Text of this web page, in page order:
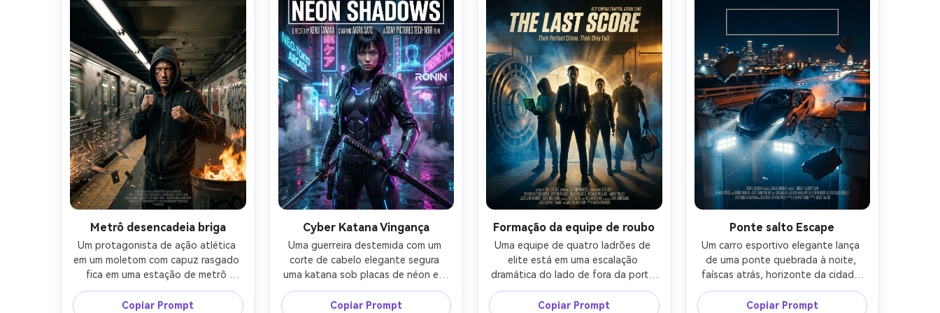
layout de pôster de filme de ação
com forte legibilidade da silhueta,
espaço negativo no topo para o
título, bloco de faturamento na
parte inferior, tirado em Sony A7S III,
lente de 24 mm, alto realismo,
detalhes nítidos e grão
cinematográfico-AR 4:5
pronta para pôster com espaço
limpo para o título acima, área de
créditos abaixo, filmado como
fotorealista cinematográfico,
texturas ultra-detalhadas, alta
clareza, ação épica de ficção
científica estilo de uma folha-AR 4:5
no topo, parte inferior reservada
para bloco de faturamento, tirado
em Canon R3, lente de 200mm,
detalhes fotorealistas, partículas de
neve nítidas e textura realista da
pele-AR 4:5
composição de pôster com espaço
abaixo, fotografado como
fotorealista cinematográfico,
detalhes nítidos em bolhas e
engrenagens, falha de iluminação
dramática, lente de 85mm,
profundidade de campo rasa-AR 4:5
Metrô desencadeia briga
Um protagonista de ação atlética
em um moletom com capuz rasgado
fica em uma estação de metrô
coberta de graffiti enquanto um
trem passa correndo, faíscas e
Copiar Prompt
Cyber Katana Vingança
Uma guerreira destemida com um
corte de cabelo elegante segura
uma katana sob placas de néon em
Tóquio futurista, chuva caindo,
hologramas brilhantes e fumaça
Copiar Prompt
Formação da equipe de roubo
Uma equipe de quatro ladrões de
elite está em uma escalação
dramática do lado de fora da porta
de um cofre de banco, cada um com
uma silhueta distinta: hacker com
Copiar Prompt
Ponte salto Escape
Um carro esportivo elegante lança
de uma ponte quebrada à noite,
faíscas atrás, horizonte da cidade
embaçado atrás, motorista visível
através do para-brisa com foco
Copiar Prompt